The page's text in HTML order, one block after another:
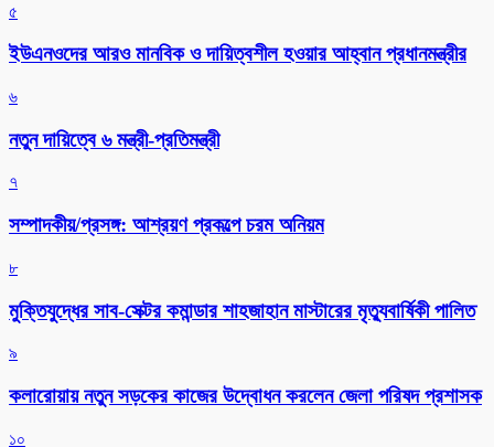
৫
ইউএনওদের আরও মানবিক ও দায়িত্বশীল হওয়ার আহ্বান প্রধানমন্ত্রীর
৬
নতুন দায়িত্বে ৬ মন্ত্রী-প্রতিমন্ত্রী
৭
সম্পাদকীয়/প্রসঙ্গ: আশ্রয়ণ প্রকল্পে চরম অনিয়ম
৮
মুক্তিযুদ্ধের সাব-সেক্টর কমান্ডার শাহজাহান মাস্টারের মৃত্যুবার্ষিকী পালিত
৯
কলারোয়ায় নতুন সড়কের কাজের উদ্বোধন করলেন জেলা পরিষদ প্রশাসক
১০